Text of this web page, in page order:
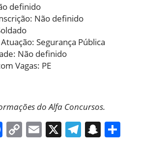
definido
Não definido
Segurança Pública
Não definido
Vagas: PE
do Alfa Concursos.
Facebook
CopyEmail
X Telegram
Snapchat